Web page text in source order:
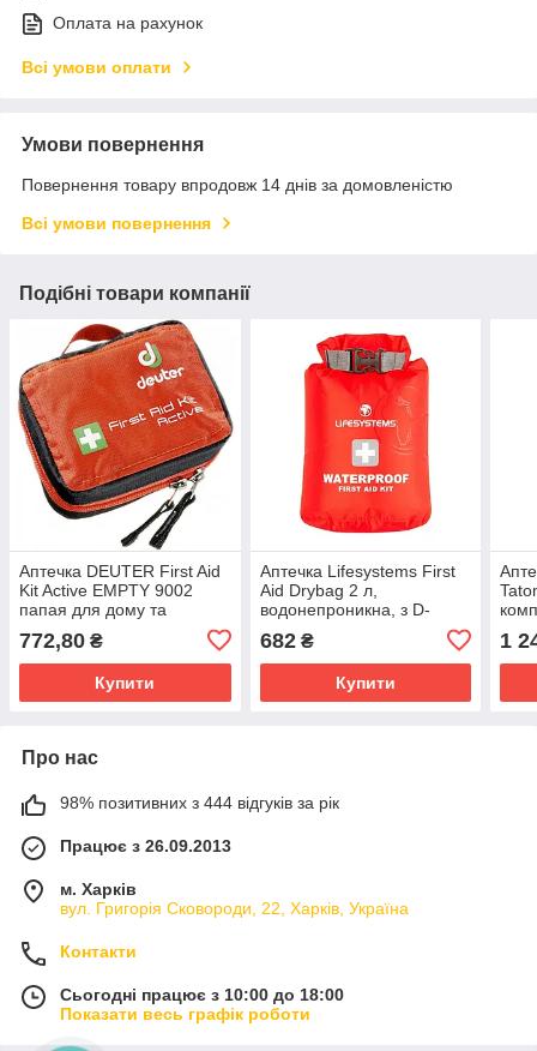
Оплата на рахунок
Всі умови оплати
Умови повернення
Повернення товару впродовж 14 днів за домовленістю
Всі умови повернення
Подібні товари компанії
Аптечка DEUTER First Aid
Kit Active EMPTY 9002
папая для дому та
772,80 ₴
Купити
Аптечка Lifesystems First
Aid Drybag 2 л,
водонепроникна, з D-
682₴
Купити
1
Про нас
98% позитивних з 444 відгуків за рік
Працює з 26.09.2013
м. Харків
вул. Григорія Сковороди, 22, Харків, Україна
Контакти
Сьогодні працює з 10:00 до 18:00
Показати весь графік роботи